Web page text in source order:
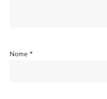
Nome *